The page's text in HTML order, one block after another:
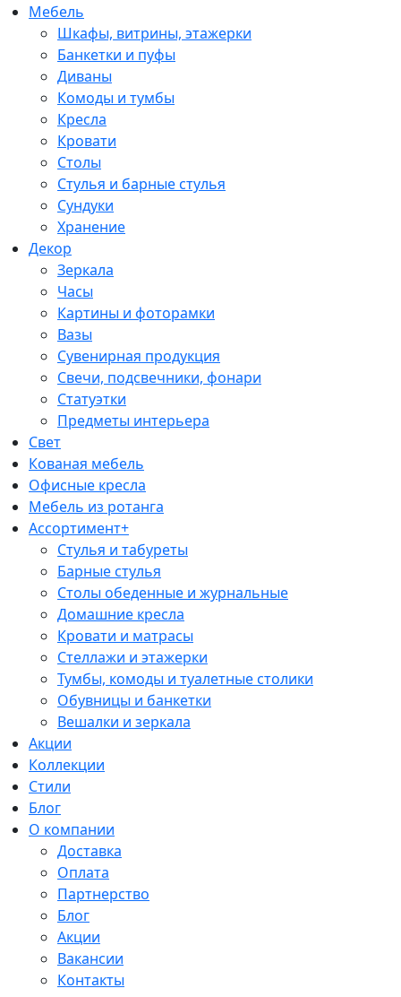
Мебель
Шкафы, витрины, этажерки
Банкетки и пуфы
Диваны
Комоды и тумбы
Кресла
Кровати
Столы
Стулья и барные стулья
Сундуки
Хранение
Декор
Зеркала
Часы
Картины и фоторамки
Вазы
Сувенирная продукция
Свечи, подсвечники, фонари
Статуэтки
Предметы интерьера
Свет
Кованая мебель
Офисные кресла
Мебель из ротанга
Ассортимент+
Стулья и табуреты
Барные стулья
Столы обеденные и журнальные
Домашние кресла
Кровати и матрасы
Стеллажи и этажерки
Тумбы, комоды и туалетные столики
Обувницы и банкетки
Вешалки и зеркала
Акции
Коллекции
Стили
Блог
О компании
Доставка
Оплата
Партнерство
Блог
Акции
Вакансии
Контакты